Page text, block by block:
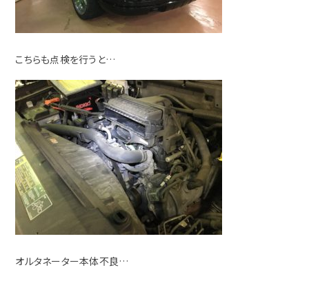
こちらも点検を行うと…
オルタネーター本体不良…